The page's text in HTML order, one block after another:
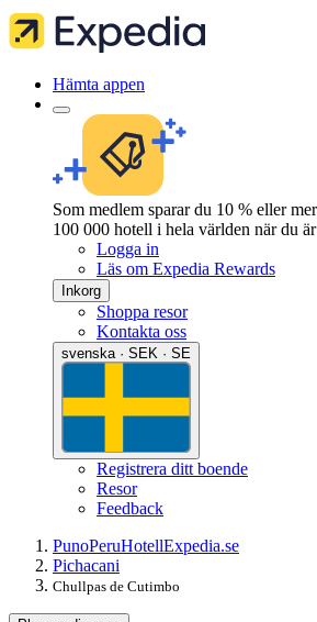
Hämta appen
Som medlem sparar du 10 % eller
100 000 hotell i hela världen när du
Logga in
Läs om Expedia Rewards
Inkorg
Shoppa resor
Kontakta oss
svenska · SEK · SE
Registrera ditt boende
Resor
Feedback
PunoPeruHotellExpedia.se
Pichacani
Chullpas de Cutimbo